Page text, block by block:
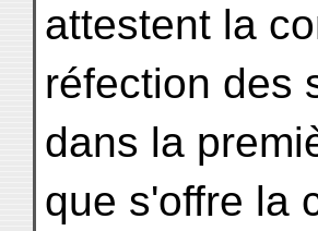
attestent la
réfection des
dans la
que s'offre la